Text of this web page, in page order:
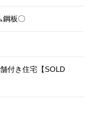
鋼板〇
付き住宅【SOLD